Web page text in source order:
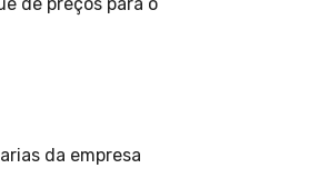
da empresa